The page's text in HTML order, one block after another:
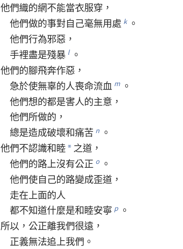
他們織的網不能當衣服穿 ，
他們做的事對自己毫無用處 k 。
他們行為邪惡 ，
手裡盡是殘暴 l 。
他們的腳飛奔作惡 ，
急於使無辜的人喪命流血 m 。
他們想的都是害人的主意 ，
他們所做的 ，
總是造成破壞和痛苦 n 。
他們不認識和睦* 之道 ，
他們的路上沒有公正 o 。
他們使自己的路變成歪道 ，
走在 上面的人
都不知道什麼是和睦安寧 p 。
所以 ， 公正離我們很遠 ，
正義無法追上我們 。